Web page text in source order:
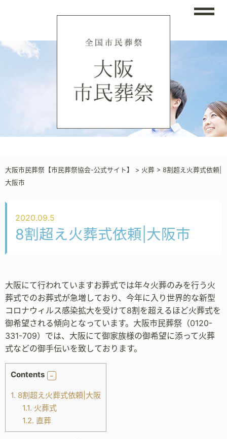
大阪市民葬祭【市民葬祭協会-公式サイト】 > 火葬 > 8割超え火葬式依頼|
大阪市
2020.09.5
8割超え火葬式依頼|大阪市
大阪にて行われていますお葬式では年々火葬のみを行う火
葬式でのお葬式が急増しており、今年に入り世界的な新型
コロナウィルス感染拡大を受けて8割を超えるほど火葬式を
御希望される傾向となっています。大阪市民葬祭（0120-
331-709）では、大阪にて御家族様の御希望に添って火葬
式などの御手伝いを致しております。
Contents
1. 8割超え火葬式依頼|大阪
1.1. 火葬式
1.2. 直葬